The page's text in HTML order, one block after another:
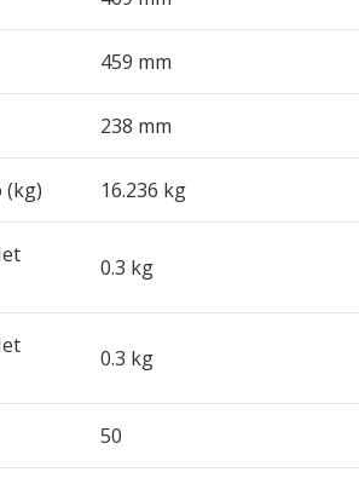
459 mm
238 mm
(kg) 16.236 kg
0.3 kg
0.3 kg
50